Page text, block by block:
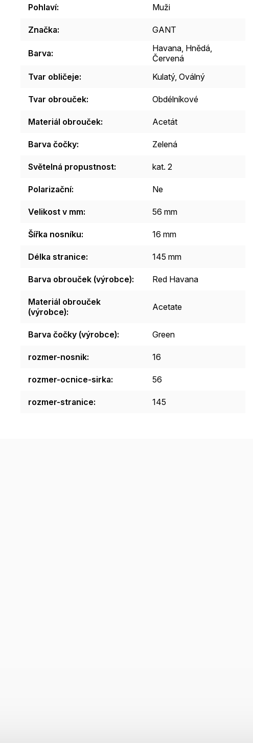
Pohlaví: Muži
Značka: GANT
Barva: Havana, Hnědá,
Červená
Tvar obličeje: Kulatý, Oválný
Tvar obrouček: Obdélníkové
Materiál obrouček: Acetát
Barva čočky: Zelená
Světelná propustnost: kat. 2
Polarizační: Ne
Velikost v mm: 56 mm
Šířka nosníku: 16 mm
Délka stranice: 145 mm
Barva obrouček (výrobce): Red Havana
Materiál obrouček
(výrobce): Acetate
Barva čočky (výrobce): Green
rozmer-nosnik: 16
rozmer-ocnice-sirka: 56
rozmer-stranice: 145